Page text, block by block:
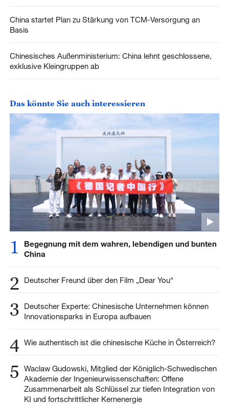
China startet Plan zu Stärkung von TCM-Versorgung an
Basis
Chinesisches Außenministerium: China lehnt geschlossene,
exklusive Kleingruppen ab
Das könnte Sie auch interessieren
1
Begegnung mit dem wahren, lebendigen und bunten
China
2 Deutscher Freund über den Film „Dear You“
3
Deutscher Experte: Chinesische Unternehmen können
Innovationsparks in Europa aufbauen
4 Wie authentisch ist die chinesische Küche in Österreich?
5
Waclaw Gudowski, Mitglied der Königlich-Schwedischen
Akademie der Ingenieurwissenschaften: Offene
Zusammenarbeit als Schlüssel zur tiefen Integration von
KI und fortschrittlicher Kernenergie